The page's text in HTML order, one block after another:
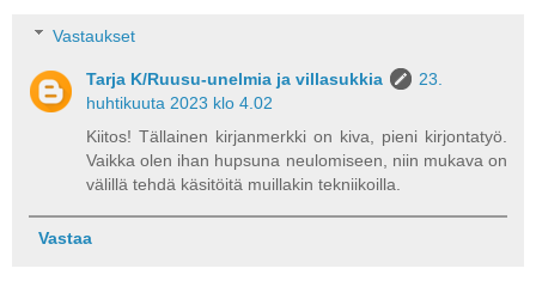
Vastaukset
Tarja K/Ruusu-unelmia ja villasukkia
23.
huhtikuuta 2023 klo 4.02
Kiitos! Tällainen kirjanmerkki on kiva, pieni kirjontatyö.
Vaikka olen ihan hupsuna neulomiseen, niin mukava on
välillä tehdä käsitöitä muillakin tekniikoilla.
Vastaa